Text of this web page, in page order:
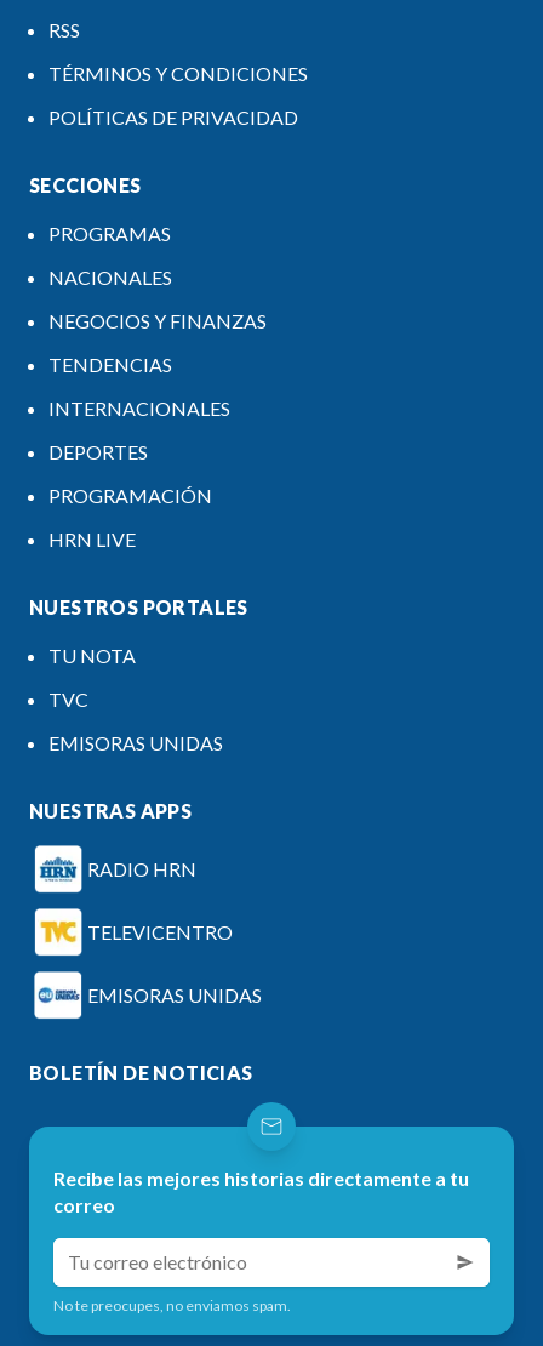
RSS
TÉRMINOS Y CONDICIONES
POLÍTICAS DE PRIVACIDAD
SECCIONES
PROGRAMAS
NACIONALES
NEGOCIOS Y FINANZAS
TENDENCIAS
INTERNACIONALES
DEPORTES
PROGRAMACIÓN
HRN LIVE
NUESTROS PORTALES
TU NOTA
TVC
EMISORAS UNIDAS
NUESTRAS APPS
RADIO HRN
TELEVICENTRO
EMISORAS UNIDAS
BOLETÍN DE NOTICIAS
Recibe las mejores historias directamente a tu
correo
No te preocupes, no enviamos spam.